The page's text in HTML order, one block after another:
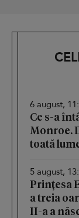
6 august,
Ce s-a
Monroe.
toată
5 august,
Prințesa
a treia
II-a a